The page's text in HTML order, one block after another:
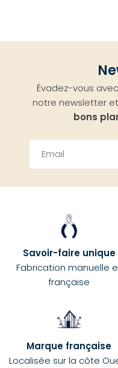
Évadez-vous
notre newsletter
bons
Savoir-faire unique
Fabrication manuelle
française
Marque française
Localisée sur la côte